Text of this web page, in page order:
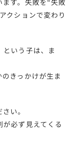
す。失敗を“失敗
クションで変わり
いう子は、ま
きっかけが生ま
い。
必ず見えてくる